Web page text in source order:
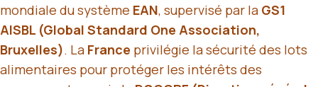
mondiale du système EAN, supervisé par la GS1
AISBL (Global Standard One Association,
Bruxelles). La France privilégie la sécurité des lots
alimentaires pour protéger les intérêts des